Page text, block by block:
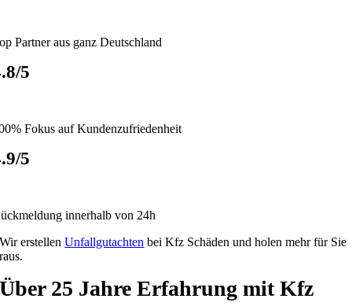
Partner aus ganz Deutschland
5
Fokus auf Kundenzufriedenheit
5
innerhalb von 24h
Wir erstellenUnfallgutachten bei Kfz Schäden und holen mehr für Sie
raus.
Über 25 Jahre Erfahrung mit Kfz